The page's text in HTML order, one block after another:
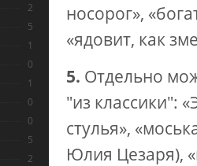
2
5
1
0
1
0
0
5
2
носорог»,
«ядовит, как
5. Отдельно
"из классики":
стулья»,
Юлия Цезаря),